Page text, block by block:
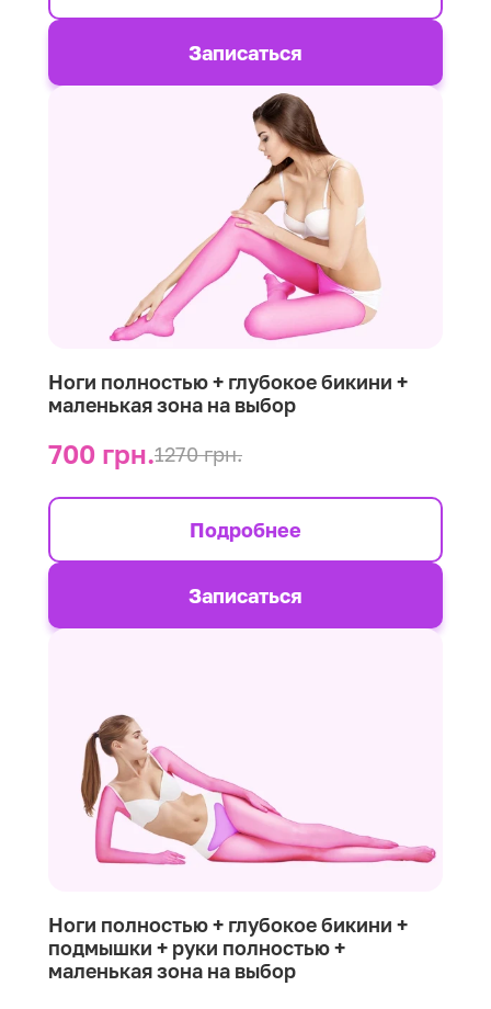
Записаться
Ноги полностью + глубокое бикини +
маленькая зона на выбор
700 грн.1270 грн.
Подробнее
Записаться
Ноги полностью + глубокое бикини +
подмышки + руки полностью +
маленькая зона на выбор